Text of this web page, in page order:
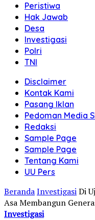
Peristiwa
Hak Jawab
Desa
Investigasi
Polri
TNI
Disclaimer
Kontak Kami
Pasang Iklan
Pedoman Media
Redaksi
Sample Page
Sample Page
Tentang Kami
UU Pers
BerandaInvestigasiDi
Asa Membangun
Investigasi